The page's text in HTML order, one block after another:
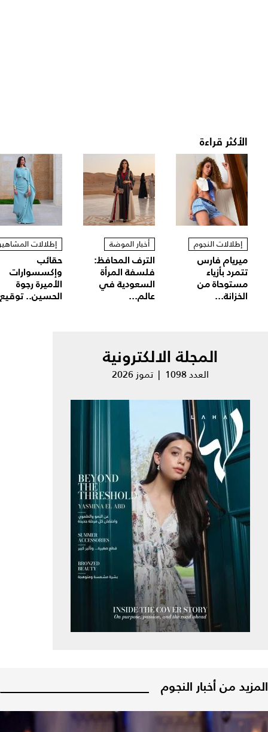
الأكثر قراءة
إطلالات النجوم
ميريام فارس
تتمرد بأزياء
مستوحاة من
الخزانة...
أخبار الموضة
الترف المحافظ:
فلسفة المرأة
السعودية في
عالم...
إطلالات
حقائب
وإكسسوارات
الأميرة رجوة
الحسين..
المجلة الالكترونية
العدد 1098 | تموز 2026
المزيد من أخبار النجوم